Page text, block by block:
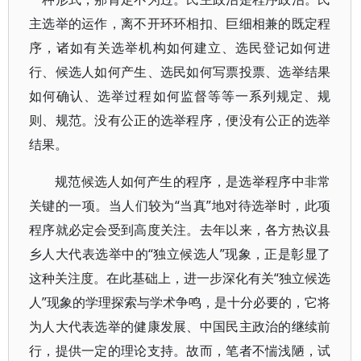
主选举的运作，离不开环环相扣、巨细相兼的既定程
序，诸如有关选举机构如何建立、选民登记如何进
行、候选人如何产生、选民如何写票投票、选举结果
如何确认、选举过程如何监督等等一系列规定、规
则、规范。没有公正的选举程序，便没有公正的选举
结果。
规范候选人如何产生的程序，是选举程序中非常
关键的一项。当人们较为“当真”地对待选举时，此项
程序就必定会受到高度关注。去年以来，各方热议县
乡人大代表选举中的“独立候选人”现象，正是彰显了
这种关注度。在此基础上，进一步深化有关“独立候选
人”现象的学理探索与学术争鸣，是十分必要的，它将
为人大代表选举的健康发展、中国民主政治的继续前
行，提供一定的理论支持。故而，笔者不惴浅陋，试